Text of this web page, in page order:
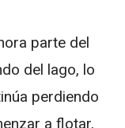
parte del
del lago, lo
perdiendo
a flotar,